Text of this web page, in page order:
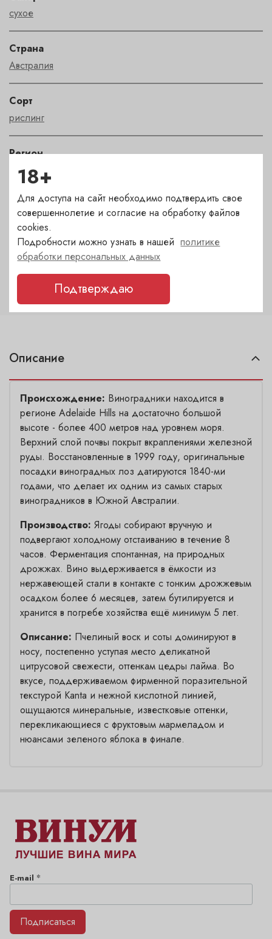
сухое
Страна
Австралия
Сорт
рислинг
Регион
Adelaide Hills
Автор
Kanta
Крепость
13.4
Описание
Происхождение: Виноградники находится в
регионе Adelaide Hills на достаточно большой
высоте - более 400 метров над уровнем моря.
Верхний слой почвы покрыт вкраплениями железной
руды. Восстановленные в 1999 году, оригинальные
посадки виноградных лоз датируются 1840-ми
годами, что делает их одним из самых старых
виноградников в Южной Австралии.
Производство: Ягоды собирают вручную и
подвергают холодному отстаиванию в течение 8
часов. Ферментация спонтанная, на природных
дрожжах. Вино выдерживается в ёмкости из
нержавеющей стали в контакте с тонким дрожжевым
осадком более 6 месяцев, затем бутилируется и
хранится в погребе хозяйства ещё минимум 5 лет.
Описание: Пчелиный воск и соты доминируют в
носу, постепенно уступая место деликатной
цитрусовой свежести, оттенкам цедры лайма. Во
вкусе, поддерживаемом фирменной поразительной
текстурой Kanta и нежной кислотной линией,
ощущаются минеральные, известковые оттенки,
перекликающиеся с фруктовым мармеладом и
нюансами зеленого яблока в финале.
E-mail *
Подписаться
18+
Для доступа на сайт необходимо подтвердить свое
совершеннолетие и согласие на обработку файлов
cookies.
Подробности можно узнать в нашейполитике
обработки персональных данных
Подтверждаю